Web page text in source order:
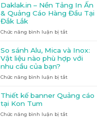
về
bảng
tại
Kon
Tum:
đủ
và
Daklak.in – Nền Tảng In Ấn
& Quảng Cáo Hàng Đầu Tại
Đắk Lắk
Chức năng bình luận bị tắt
–
Nền
Tảng
Quảng
Cáo
So sánh Alu, Mica và Inox:
Vật liệu nào phù hợp với
nhu cầu của bạn?
Chức năng bình luận bị tắt
sánh
Alu,
Thiết kế banner Quảng cáo
tại Kon Tum
Chức năng bình luận bị tắt